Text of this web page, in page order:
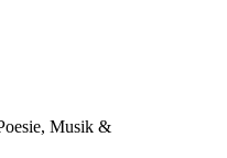
Musik &